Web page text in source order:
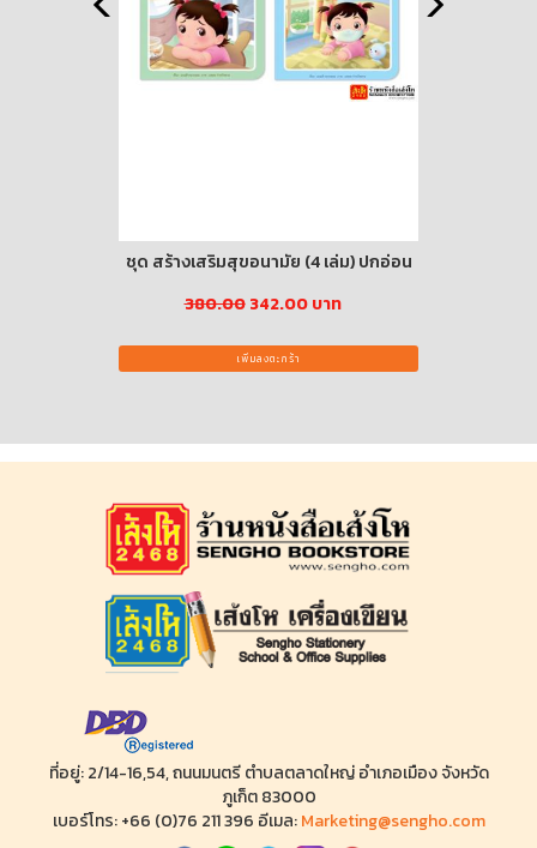
ชุด สร้างเสริมสุขอนามัย (4 เล่ม) ปกอ่อน
380.00342.00 บาท
เพิ่มลงตะกร้า
ที่อยู่: 2/14-16,54, ถนนมนตรี ตำบลตลาดใหญ่ อำเภอเมือง จังหวัด
ภูเก็ต 83000
เบอร์โทร: +66 (0)76 211 396 อีเมล:Marketing@sengho.com